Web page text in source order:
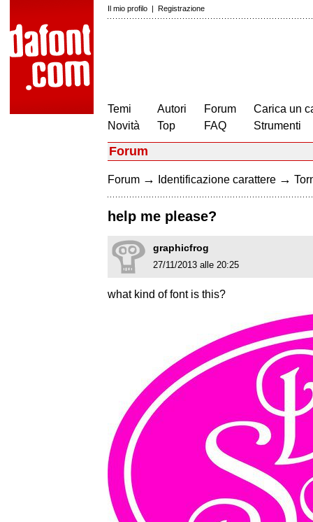
Il mio profilo | Registrazione
Temi
Novità
Autori
Top
Forum
FAQ
Carica un
Strumenti
Forum
Forum → Identificazione carattere →
help me please?
graphicfrog
27/11/2013 alle 20:25
what kind of font is this?